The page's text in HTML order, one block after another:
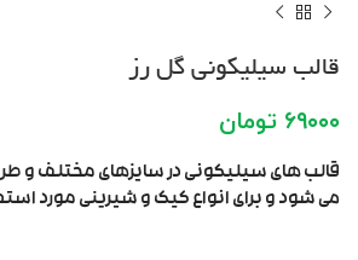
قالب سیلیکونی گل رز
۶۹۰۰۰ تومان
قالب های سیلیکونی در سایزهای مختلف و
می شود و برای انواع کیک و شیرینی مورد